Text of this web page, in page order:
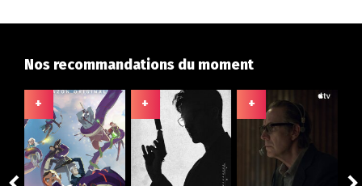
Nos recommandations du moment
+ + +